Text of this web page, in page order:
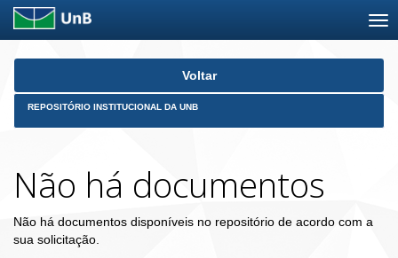
Skip
Voltar
REPOSITÓRIO INSTITUCIONAL DA UNB
Não há documentos
Não há documentos disponíveis no repositório de acordo com a
sua solicitação.